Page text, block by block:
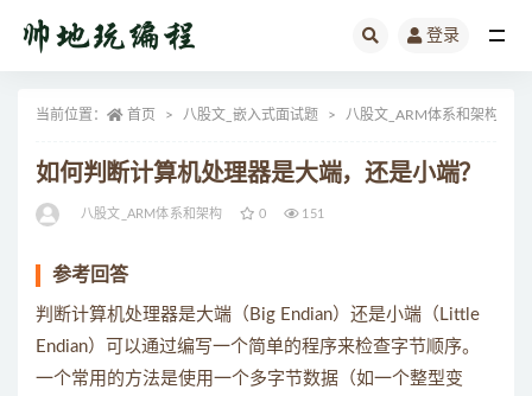
登录
当前位置： 首页 八股文_嵌入式面试题 八股文_ARM体系和架构
如何判断计算机处理器是大端，还是小端？
八股文_ARM体系和架构 0 151
参考回答
判断计算机处理器是大端（Big Endian）还是小端（Little
Endian）可以通过编写一个简单的程序来检查字节顺序。
一个常用的方法是使用一个多字节数据（如一个整型变